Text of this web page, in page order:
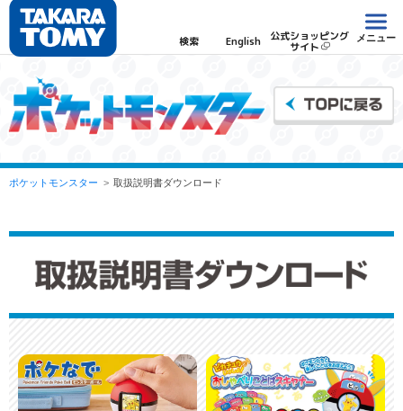
検索 English 公式ショッピング
サイト
メニュー
ポケットモンスター 取扱説明書ダウンロード